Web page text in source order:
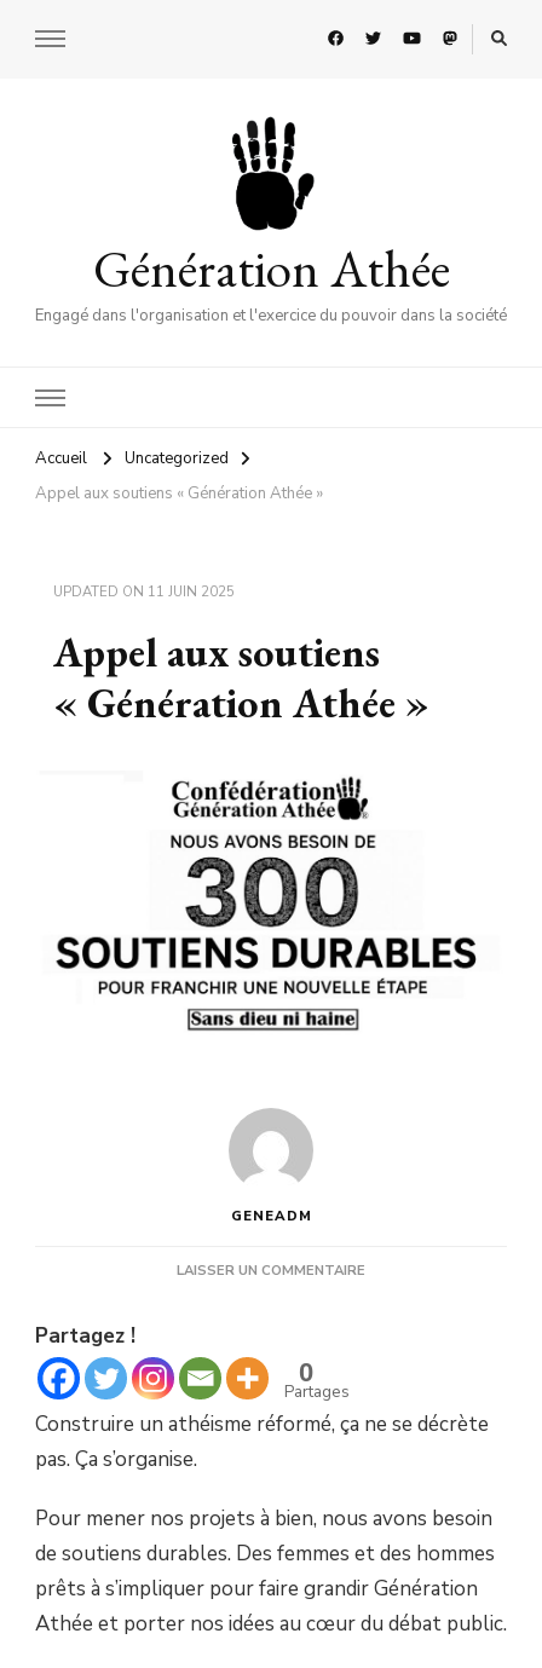
Génération Athée
Engagé dans l'organisation et l'exercice du pouvoir dans la société
Accueil
Uncategorized
Appel aux soutiens « Génération Athée »
UPDATED ON 11 JUIN 2025
Appel aux soutiens
« Génération Athée »
GENEADM
LAISSER UN COMMENTAIRE
Partagez !
0
Partages
Construire un athéisme réformé, ça ne se décrète
pas. Ça s’organise.
Pour mener nos projets à bien, nous avons besoin
de soutiens durables. Des femmes et des hommes
prêts à s’impliquer pour faire grandir Génération
Athée et porter nos idées au cœur du débat public.